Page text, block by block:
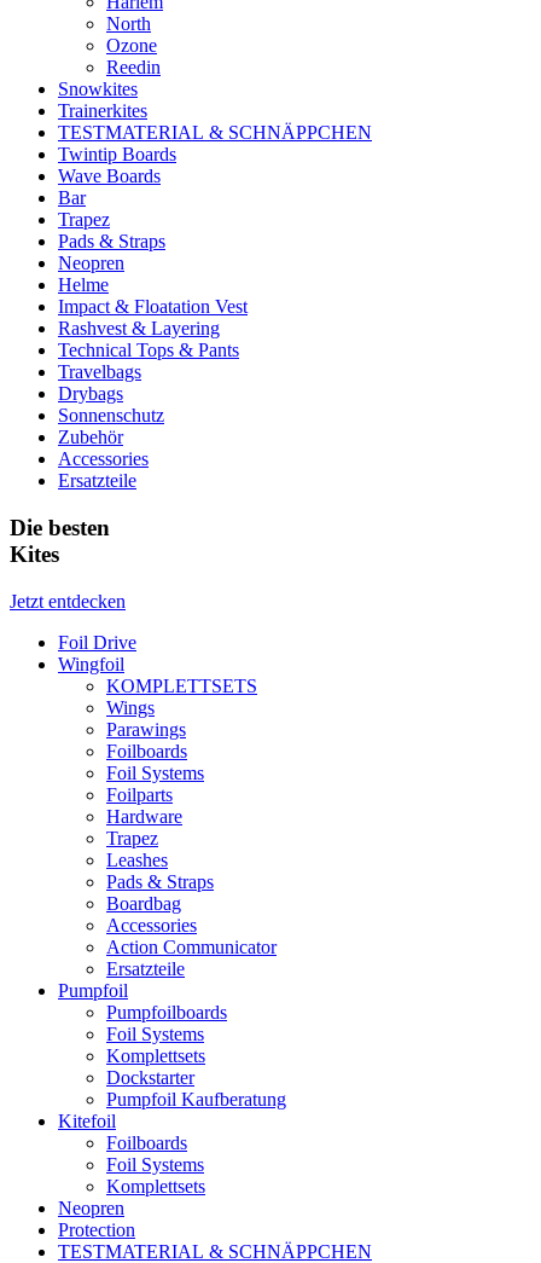
North
Ozone
Reedin
Snowkites
Trainerkites
TESTMATERIAL & SCHNÄPPCHEN
Twintip Boards
Wave Boards
Bar
Trapez
Pads & Straps
Neopren
Helme
Impact & Floatation Vest
Rashvest & Layering
Technical Tops & Pants
Travelbags
Drybags
Sonnenschutz
Zubehör
Accessories
Ersatzteile
Die besten
Kites
Jetzt entdecken
Foil Drive
Wingfoil
KOMPLETTSETS
Wings
Parawings
Foilboards
Foil Systems
Foilparts
Hardware
Trapez
Leashes
Pads & Straps
Boardbag
Accessories
Action Communicator
Ersatzteile
Pumpfoil
Pumpfoilboards
Foil Systems
Komplettsets
Dockstarter
Pumpfoil Kaufberatung
Kitefoil
Foilboards
Foil Systems
Komplettsets
Neopren
Protection
TESTMATERIAL & SCHNÄPPCHEN